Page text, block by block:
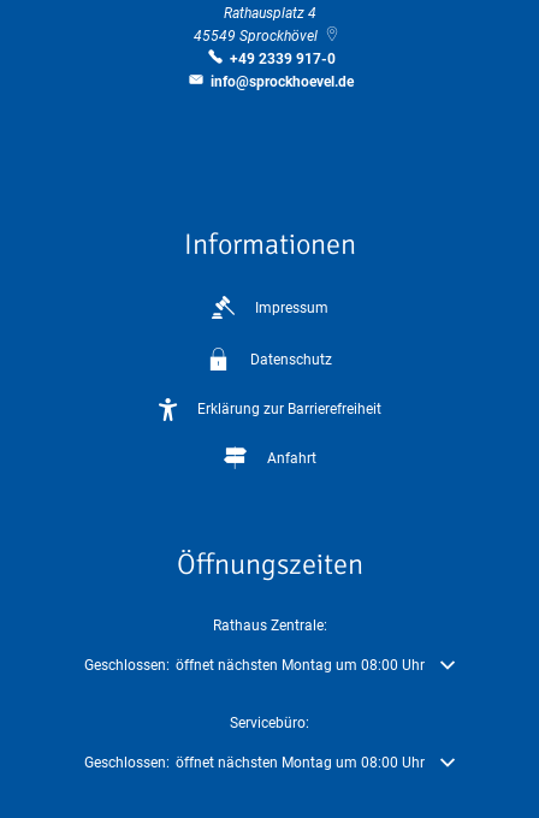
Rathausplatz 4
45549 Sprockhövel
+49 2339 917-0
info@sprockhoevel.de
Informationen
Impressum
Datenschutz
Erklärung zur Barrierefreiheit
Anfahrt
Öffnungszeiten
Rathaus Zentrale:
Klicken, um weitere Öffnungs- oder Schließzeiten auszublenden
Geschlossen: öffnet nächsten Montag um 08:00 Uhr
Servicebüro:
Klicken, um weitere Öffnungs- oder Schließzeiten auszublenden
Geschlossen: öffnet nächsten Montag um 08:00 Uhr